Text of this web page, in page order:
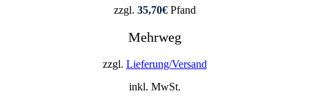
zzgl. 35,70€Pfand
Mehrweg
zzgl. Lieferung/Versand
inkl. MwSt.